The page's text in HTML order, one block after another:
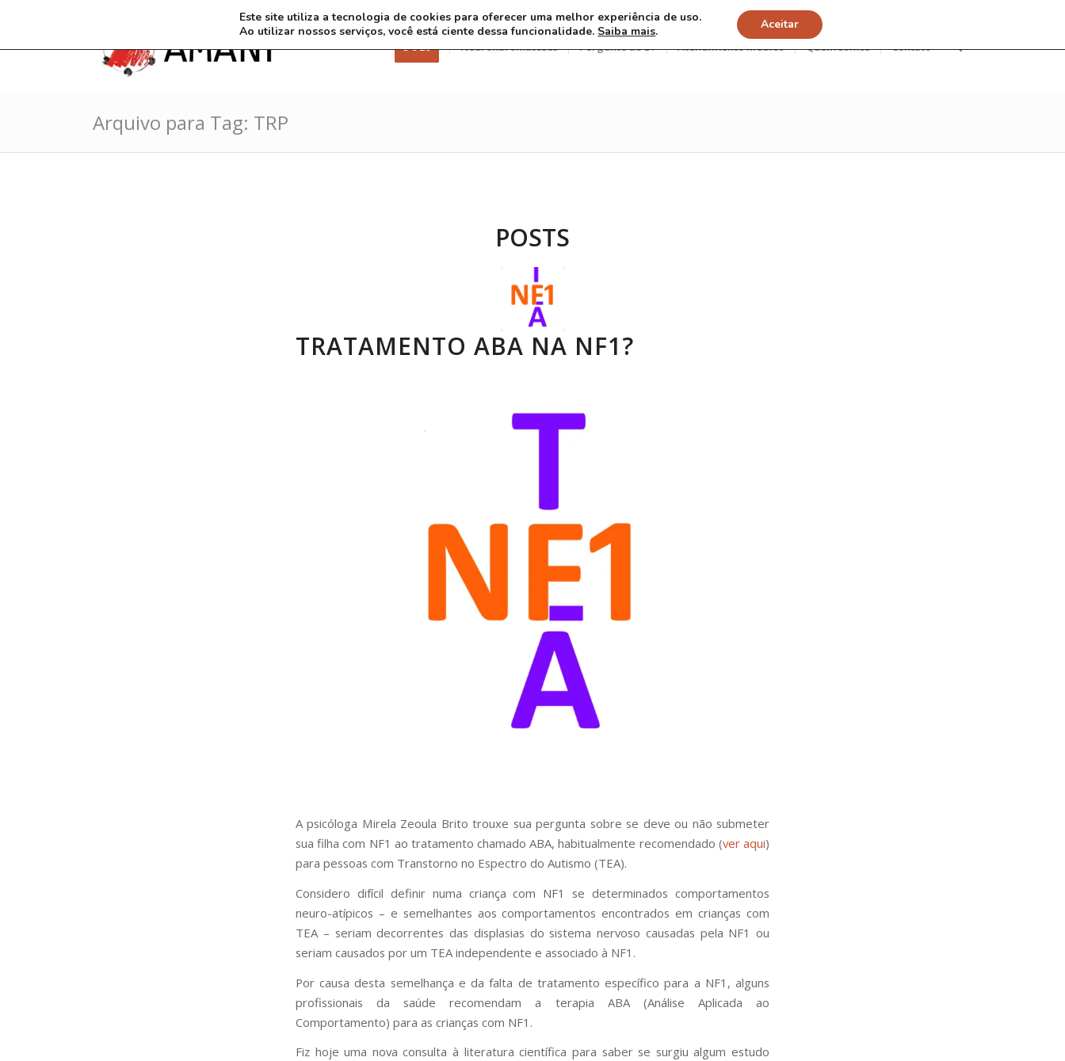
3 8 26 Neurofibromatoses Pergunte ao Dr Atendimento Médico Quem somos Contato
Arquivo para Tag: TRP
POSTS
TRATAMENTO ABA NA NF1?
A psicóloga Mirela Zeoula Brito trouxe sua pergunta sobre se deve ou não submeter
sua filha com NF1 ao tratamento chamado ABA, habitualmente recomendado (ver aqui)
para pessoas com Transtorno no Espectro do Autismo (TEA).
Considero difícil definir numa criança com NF1 se determinados comportamentos
neuro-atípicos – e semelhantes aos comportamentos encontrados em crianças com
TEA – seriam decorrentes das displasias do sistema nervoso causadas pela NF1 ou
seriam causados por um TEA independente e associado à NF1.
Por causa desta semelhança e da falta de tratamento específico para a NF1, alguns
profissionais da saúde recomendam a terapia ABA (Análise Aplicada ao
Comportamento) para as crianças com NF1.
Fiz hoje uma nova consulta à literatura científica para saber se surgiu algum estudo
Este site utiliza a tecnologia de cookies para oferecer uma melhor experiência de uso.
Ao utilizar nossos serviços, você está ciente dessa funcionalidade. Saiba mais. Aceitar